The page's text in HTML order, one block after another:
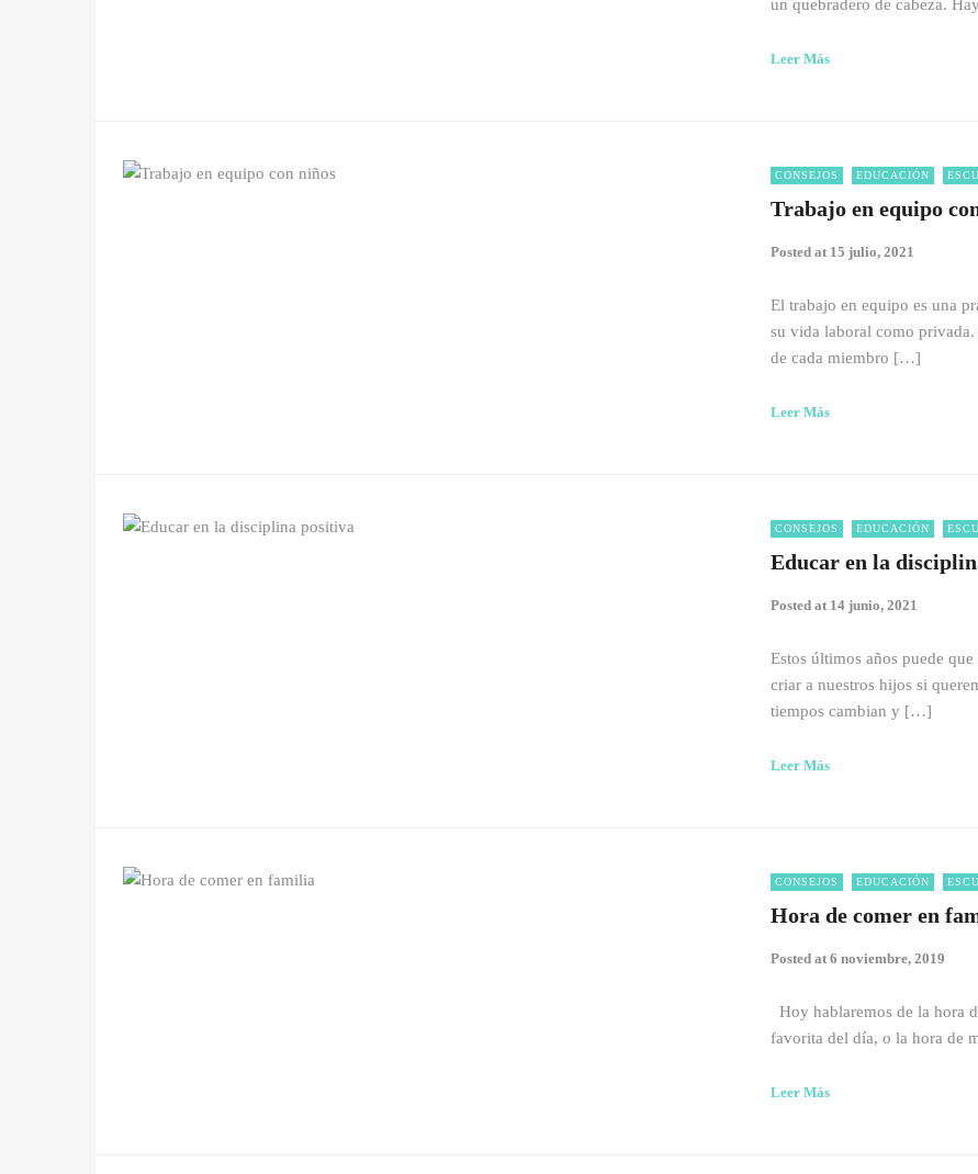
un quebradero de cabeza.
Leer Más
CONSEJOS EDUCACIÓN
Trabajo en equipo
Posted at 15 julio, 2021
El trabajo en equipo es una
su vida laboral como
de cada miembro […]
Leer Más
CONSEJOS EDUCACIÓN
Educar en la
Posted at 14 junio, 2021
Estos últimos años puede
criar a nuestros hijos si
tiempos cambian y […]
Leer Más
CONSEJOS EDUCACIÓN
Hora de comer en
Posted at 6 noviembre, 2019
Hoy hablaremos de la hora
favorita del día, o la hora de
Leer Más